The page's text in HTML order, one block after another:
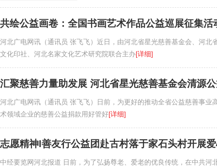
共绘公益画卷：全国书画艺术作品公益巡展征集活
河北广电网讯（通讯员 张飞飞）近日，由河北省星光慈善基金会、河
文化印社、河北名家文化艺术研究院联合主办[详细]
汇聚慈善力量助发展 河北省星光慈善基金会清源
河北广电网讯（通讯员 张飞飞）日前，为更好的推动全省公益慈善事
术领域企业的慈善公益捐款用好管好[详细]
志愿精神I善友行公益团赴古村落于家石头村开展
中经要览网河北报道 日前，为了弘扬尊老、爱老的优良传统，在中共